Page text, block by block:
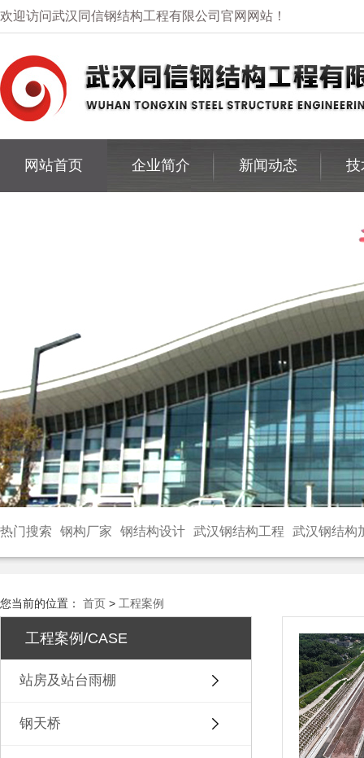
欢迎访问武汉同信钢结构工程有限公司官网网站！
网站首页 企业简介 新闻动态 技
热门搜索 钢构厂家 钢结构设计 武汉钢结构工程 武汉钢结构
您当前的位置： 首页 > 工程案例
工程案例/CASE
站房及站台雨棚
钢天桥